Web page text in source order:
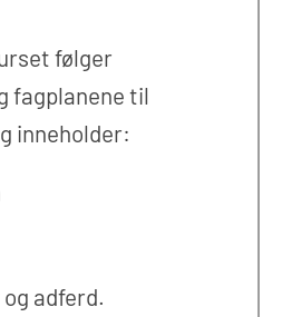
følger
fagplanene til
inneholder:
og adferd.